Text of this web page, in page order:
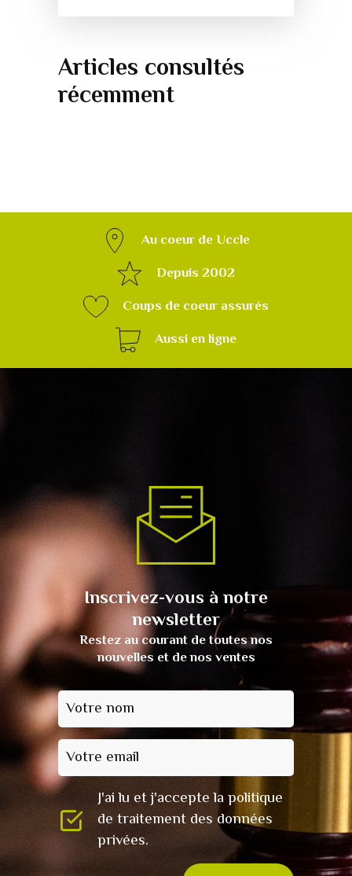
Articles consultés
récemment
Au coeur de Uccle
Depuis 2002
Coups de coeur assurés
Aussi en ligne
Inscrivez-vous à notre
newsletter
Restez au courant de toutes nos
nouvelles et de nos ventes
Votre nom
Votre email
J'ai lu et j'accepte la politique
de traitement des données
privées.